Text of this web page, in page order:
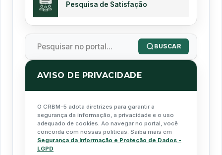
Pesquisa de Satisfação
BUSCAR
AVISO DE PRIVACIDADE
O CRBM-5 adota diretrizes para garantir a
segurança da informação, a privacidade e o uso
adequado de cookies. Ao navegar no portal, você
concorda com nossas políticas. Saiba mais em
Segurança da Informação e Proteção de Dados -
LGPD